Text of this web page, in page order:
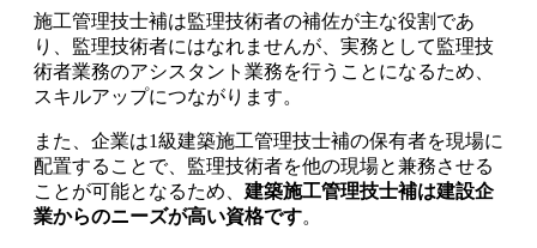
施工管理技士補は監理技術者の補佐が主な役割であ
り、監理技術者にはなれませんが、実務として監理技
術者業務のアシスタント業務を行うことになるため、
スキルアップにつながります。
また、企業は1級建築施工管理技士補の保有者を現場に
配置することで、監理技術者を他の現場と兼務させる
ことが可能となるため、 建築施工管理技士補は建設企
業からのニーズが高い資格です。